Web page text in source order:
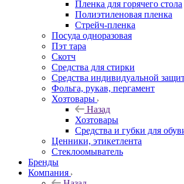
Пленка для горячего стола
Полиэтиленовая пленка
Стрейч-пленка
Посуда одноразовая
Пэт тара
Скотч
Средства для стирки
Средства индивидуальной
Фольга, рукав, пергамент
Хозтовары
Назад
Хозтовары
Средства и губки для
Ценники, этикетлента
Стеклоомыватель
Бренды
Компания